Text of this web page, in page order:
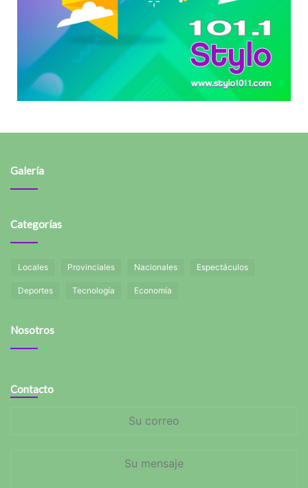
Galería
Categorías
Locales Provinciales Nacionales Espectáculos
Deportes Tecnología Economía
Nosotros
Contacto